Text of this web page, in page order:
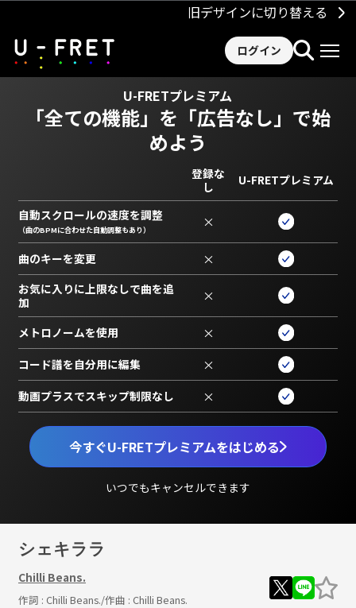
旧デザインに切り替える
ログイン
U-FRETプレミアム
「全ての機能」を 「広告なし」で始
めよう
今すぐU-FRETプレミアムをはじめる
いつでもキャンセルできます
登録な
し
U-FRETプレミアム
自動スクロールの速度を調整
（曲のBPMに合わせた自動調整もあり） ×
曲のキーを変更 ×
お気に入りに上限なしで曲を追
加
×
メトロノームを使用 ×
コード譜を自分用に編集 ×
動画プラスでスキップ制限なし ×
シェキララ
Chilli Beans.
作詞 : Chilli Beans./作曲 : Chilli Beans.